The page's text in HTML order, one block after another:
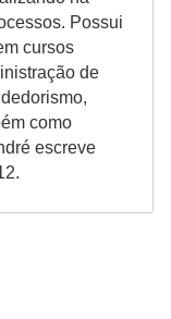
Possui
cursos
de
como
escreve